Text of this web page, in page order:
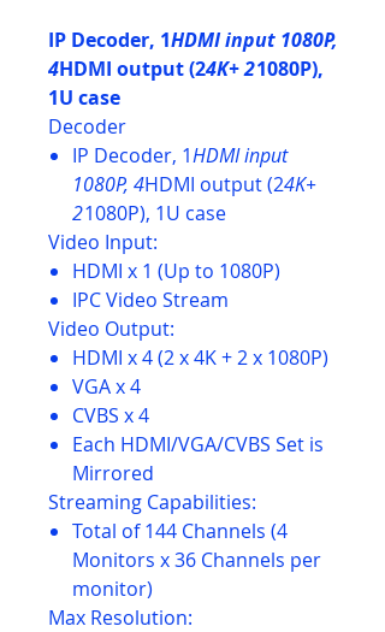
IP Decoder, 1HDMI input 1080P,
4HDMI output (24K+ 21080P),
1U case
Decoder
IP Decoder, 1HDMI input
1080P, 4HDMI output (24K+
21080P), 1U case
Video Input:
HDMI x 1 (Up to 1080P)
IPC Video Stream
Video Output:
HDMI x 4 (2 x 4K + 2 x 1080P)
VGA x 4
CVBS x 4
Each HDMI/VGA/CVBS Set is
Mirrored
Streaming Capabilities:
Total of 144 Channels (4
Monitors x 36 Channels per
monitor)
Max Resolution: